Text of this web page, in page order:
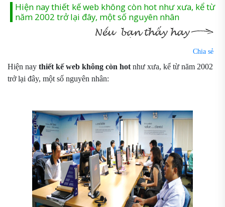
Hiện nay thiết kế web không còn hot như xưa, kể từ
năm 2002 trở lại đây, một số nguyên nhân
Chia sẻ
Hiện nay thiết kế web không còn hot như xưa, kể từ năm 2002
trở lại đây, một số nguyên nhân: